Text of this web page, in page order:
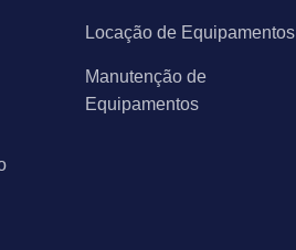
Locação de Equipamentos
Manutenção de
Equipamentos